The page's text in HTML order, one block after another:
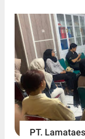
PT.